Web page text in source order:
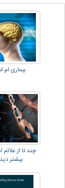
بیماری
چند تا از
بیشتر